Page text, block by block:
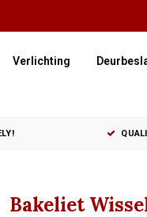
Verlichting
Bakeliet